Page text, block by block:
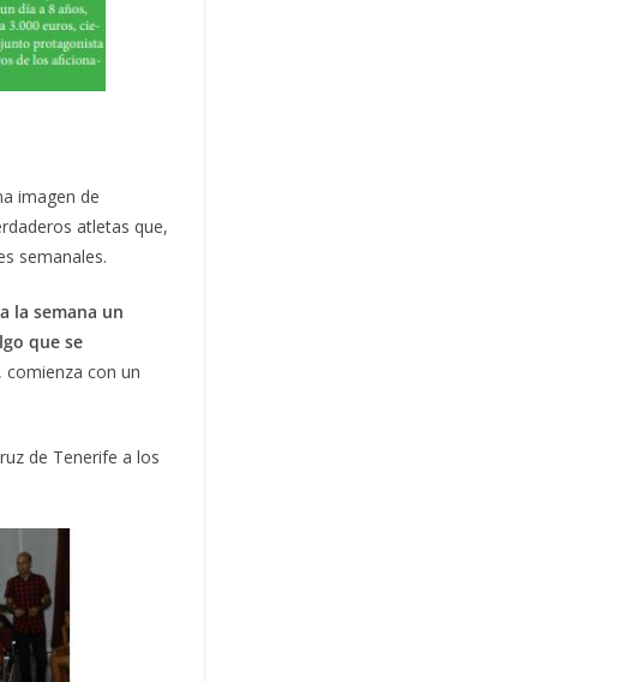
imagen de
atletas que,
semanales.
la semana un
que se
comienza con un
de Tenerife a los